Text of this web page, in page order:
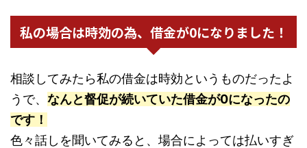
私の場合は時効の為、借金が0になりました！
相談してみたら私の借金は時効というものだったよ
うで、 なんと督促が続いていた借金が0になったの
です！
色々話しを聞いてみると、場合によっては払いすぎ